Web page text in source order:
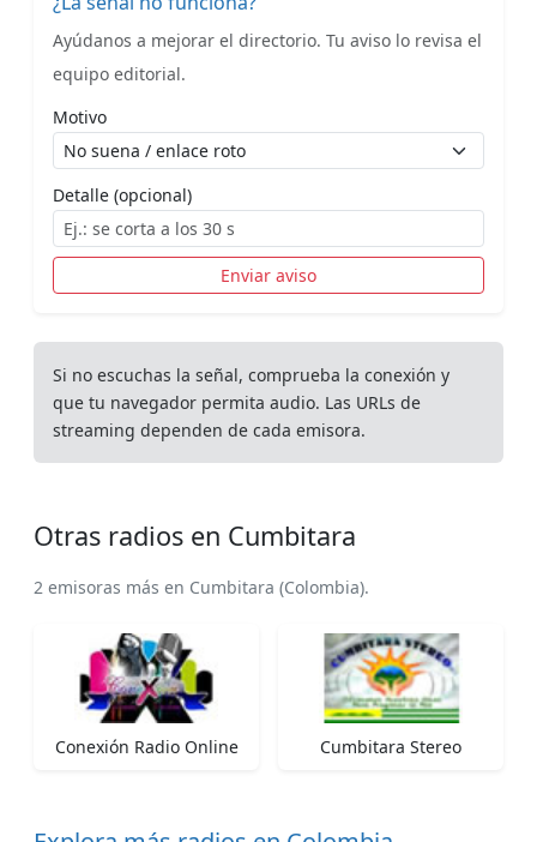
Ayúdanos a mejorar el directorio. Tu aviso lo revisa el
equipo editorial.
Motivo
Detalle (opcional)
Enviar aviso
Si no escuchas la señal, comprueba la conexión y
que tu navegador permita audio. Las URLs de
streaming dependen de cada emisora.
Otras radios en Cumbitara
2 emisoras más en Cumbitara (Colombia).
Conexión Radio Online Cumbitara Stereo